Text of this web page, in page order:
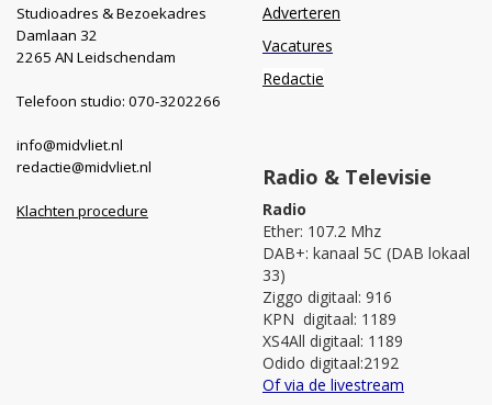
Studioadres & Bezoekadres
Damlaan 32
2265 AN Leidschendam
Telefoon studio: 070-3202266
info@midvliet.nl
redactie@midvliet.nl
Klachten procedure
Adverteren
Vacatures
Redactie
Radio & Televisie
Radio
Ether: 107.2 Mhz
DAB+: kanaal 5C (DAB lokaal
33)
Ziggo digitaal: 916
KPN digitaal: 1189
XS4All digitaal: 1189
Odido digitaal:2192
Of via de livestream